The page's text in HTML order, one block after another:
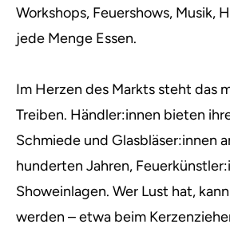
Workshops, Feuershows, Musik,
jede Menge Essen.
Im Herzen des Markts steht das
Treiben. Händler:innen bieten
Schmiede und Glasbläser:innen
hunderten Jahren,
Showeinlagen. Wer Lust hat,
werden – etwa beim